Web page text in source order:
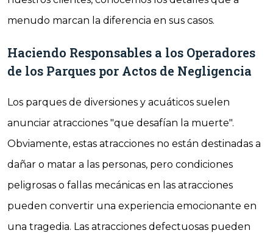
menudo marcan la diferencia en sus casos.
Haciendo Responsables a los Operadores
de los Parques por Actos de Negligencia
Los parques de diversiones y acuáticos suelen
anunciar atracciones "que desafían la muerte".
Obviamente, estas atracciones no están destinadas a
dañar o matar a las personas, pero condiciones
peligrosas o fallas mecánicas en las atracciones
pueden convertir una experiencia emocionante en
una tragedia. Las atracciones defectuosas pueden